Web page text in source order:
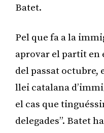
Batet.
Pel que fa a la
aprovar el partit en
del passat octubre,
llei catalana
el cas que
delegades”. Batet